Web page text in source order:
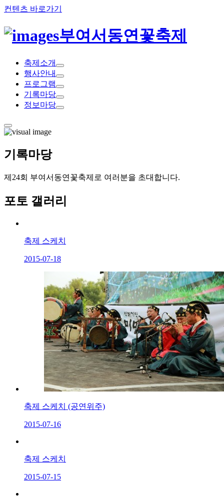
컨텐츠 바로가기
부여서동연꽃축제
축제 소개
행사안내
프 로 그램
기 록마당
정 보 마당
기록마당
제24회 부여서동연꽃축제로 여러분을 초대합니다.
포토 갤러 리
축제 스케치
2015-07-18
축제 스케치 (공연위주)
2015-07-16
축제 스케치
2015-07-15